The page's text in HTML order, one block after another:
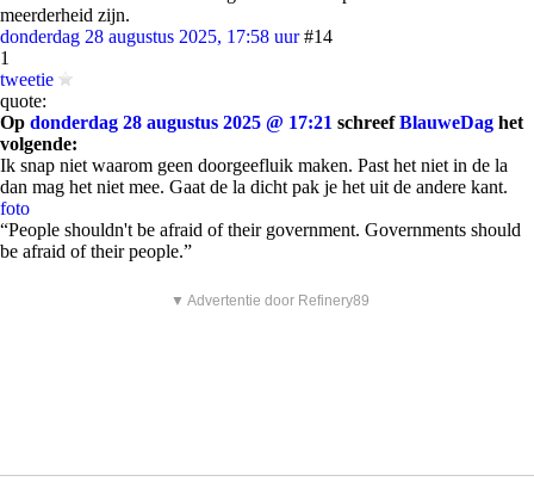
meerderheid zijn.
donderdag 28 augustus 2025, 17:58 uur #14
1
tweetie
quote:
Op donderdag 28 augustus 2025 @ 17:21 schreefBlauweDag het
volgende:
Ik snap niet waarom geen doorgeefluik maken. Past het niet in de la
dan mag het niet mee. Gaat de la dicht pak je het uit de andere kant.
foto
“People shouldn't be afraid of their government. Governments should
be afraid of their people.”
▼ Advertentie door Refinery89